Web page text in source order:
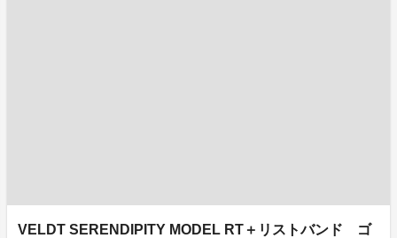
VELDT SERENDIPITY MODEL RT＋リストバンド ゴ